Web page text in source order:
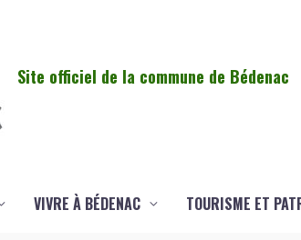
Site officiel de la commune de Bédenac
VIVRE À BÉDENAC TOURISME ET